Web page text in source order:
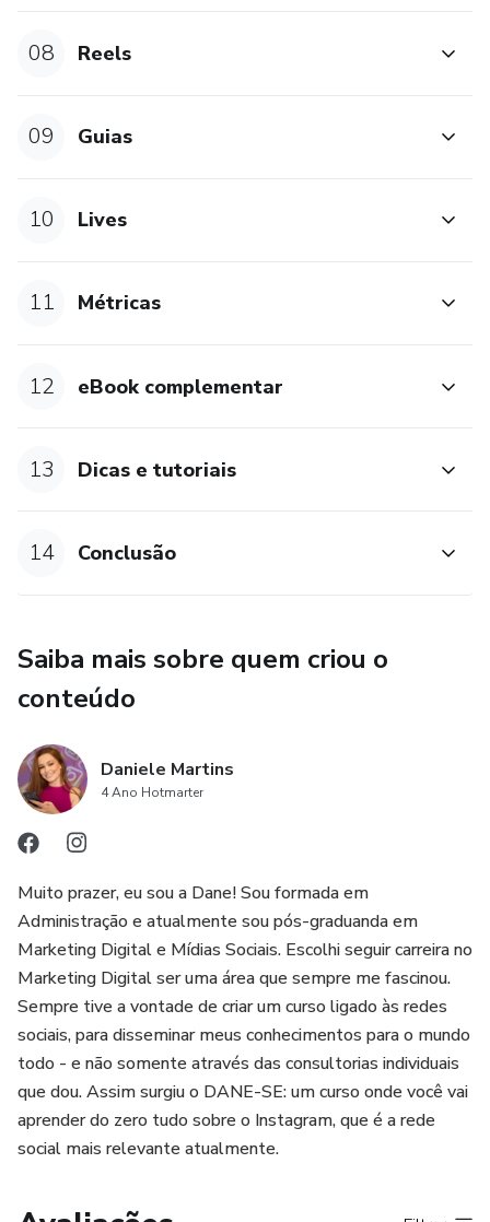
08 Reels
09 Guias
10 Lives
11 Métricas
12 eBook complementar
13 Dicas e tutoriais
14 Conclusão
Saiba mais sobre quem criou o
conteúdo
Daniele Martins
4 Ano Hotmarter
Muito prazer, eu sou a Dane! Sou formada em
Administração e atualmente sou pós-graduanda em
Marketing Digital e Mídias Sociais. Escolhi seguir carreira no
Marketing Digital ser uma área que sempre me fascinou.
Sempre tive a vontade de criar um curso ligado às redes
sociais, para disseminar meus conhecimentos para o mundo
todo - e não somente através das consultorias individuais
que dou. Assim surgiu o DANE-SE: um curso onde você vai
aprender do zero tudo sobre o Instagram, que é a rede
social mais relevante atualmente.